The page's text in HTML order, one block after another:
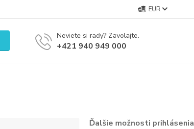
EUR
Neviete si rady? Zavolajte.
+421 940 949 000
Ďalšie možnosti prihlásenia